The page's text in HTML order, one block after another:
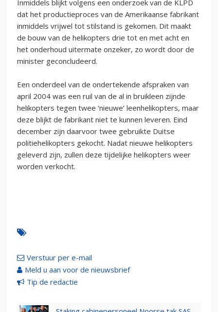
Inmiddels blijkt volgens een onderzoek van de KLPD
dat het productieproces van de Amerikaanse fabrikant
inmiddels vrijwel tot stilstand is gekomen. Dit maakt
de bouw van de helikopters drie tot en met acht en
het onderhoud uitermate onzeker, zo wordt door de
minister geconcludeerd.
Een onderdeel van de ondertekende afspraken van
april 2004 was een ruil van de al in bruikleen zijnde
helikopters tegen twee ‘nieuwe’ leenhelikopters, maar
deze blijkt de fabrikant niet te kunnen leveren. Eind
december zijn daarvoor twee gebruikte Duitse
politiehelikopters gekocht. Nadat nieuwe helikopters
geleverd zijn, zullen deze tijdelijke helikopters weer
worden verkocht.
Verstuur per e-mail
Meld u aan voor de nieuwsbrief
Tip de redactie